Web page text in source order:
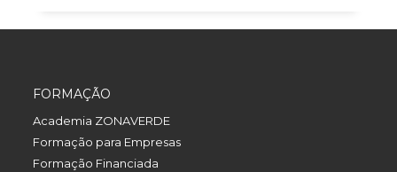
FORMAÇÃO
Academia ZONAVERDE
Formação para Empresas
Formação Financiada